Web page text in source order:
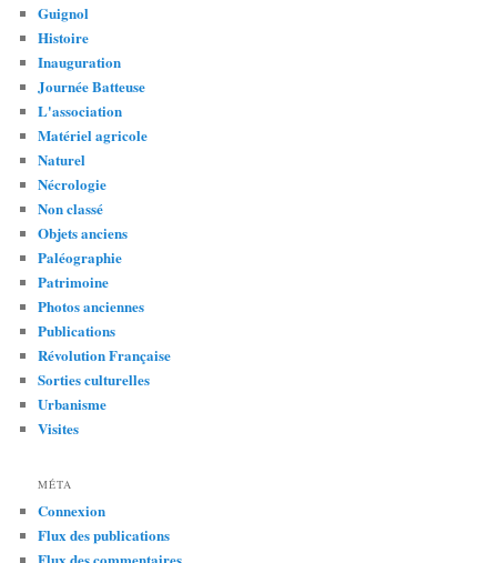
Guignol
Histoire
Inauguration
Journée Batteuse
L'association
Matériel agricole
Naturel
Nécrologie
Non classé
Objets anciens
Paléographie
Patrimoine
Photos anciennes
Publications
Révolution Française
Sorties culturelles
Urbanisme
Visites
MÉTA
Connexion
Flux des publications